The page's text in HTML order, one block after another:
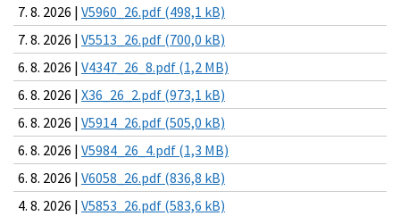
7. 8. 2026 | V5960_26.pdf (498,1 kB)
7. 8. 2026 | V5513_26.pdf (700,0 kB)
6. 8. 2026 | V4347_26_8.pdf (1,2 MB)
6. 8. 2026 | X36_26_2.pdf (973,1 kB)
6. 8. 2026 | V5914_26.pdf (505,0 kB)
6. 8. 2026 | V5984_26_4.pdf (1,3 MB)
6. 8. 2026 | V6058_26.pdf (836,8 kB)
4. 8. 2026 | V5853_26.pdf (583,6 kB)